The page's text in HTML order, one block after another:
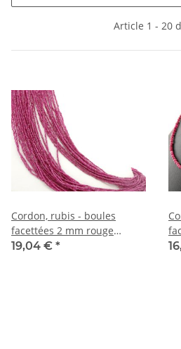
Article 1 - 20
Cordon, rubis - boules
facettées 2 mm rouge
framboise, longueur 38 cm
19,04 € *